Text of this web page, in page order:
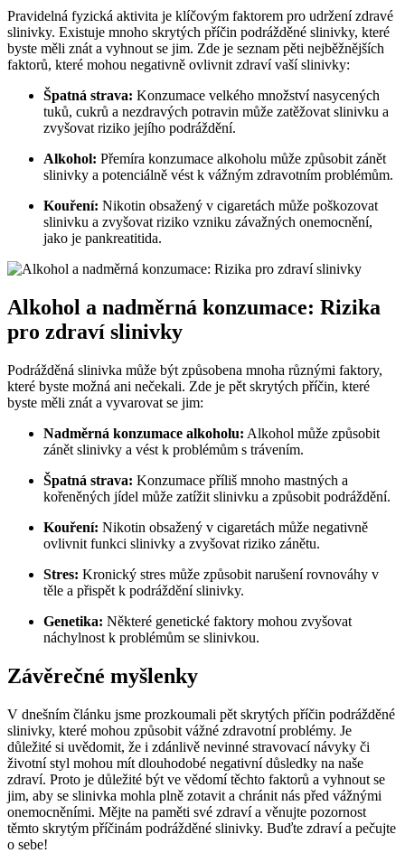
Pravidelná fyzická⁢ aktivita je klíčovým ⁢faktorem pro udržení zdravé
slinivky. Existuje mnoho skrytých příčin⁣ podrážděné slinivky, které‌
byste⁤ měli znát‌ a vyhnout se ⁤jim. ⁤Zde je seznam pěti⁤ nejběžnějších
faktorů, které mohou​ negativně ovlivnit zdraví vaší ​slinivky:
Špatná ​strava: Konzumace‌ velkého ‌množství ​nasycených
tuků, cukrů‌ a nezdravých ‍potravin může‌ zatěžovat slinivku a​
zvyšovat riziko jejího podráždění.
Alkohol: Přemíra konzumace alkoholu​ může ‍způsobit zánět
slinivky a potenciálně vést k vážným ​zdravotním ‍problémům.
Kouření: Nikotin obsažený ‌v​ cigaretách může poškozovat
slinivku a zvyšovat riziko vzniku ‍závažných onemocnění,
jako ⁢je pankreatitida.
Alkohol a ⁣nadměrná konzumace: ⁣Rizika‌
pro zdraví slinivky
Podrážděná slinivka‍ může⁢ být ‍způsobena mnoha⁤ různými‌ faktory,
které byste možná⁢ ani nečekali. Zde je pět skrytých ⁣příčin, které
byste ​měli znát a vyvarovat se jim:
Nadměrná konzumace alkoholu: Alkohol ‌může ⁣způsobit
zánět ⁣slinivky⁣ a vést ‌k problémům s trávením.
Špatná‍ strava: Konzumace příliš ​mnoho mastných a
kořeněných jídel může zatížit slinivku a⁤ způsobit podráždění.
Kouření: Nikotin obsažený v cigaretách ⁤může negativně
ovlivnit ⁣funkci‌ slinivky a ‌zvyšovat riziko zánětu.
Stres: Kronický stres může způsobit ⁤narušení rovnováhy v
těle⁤ a přispět k podráždění slinivky.
Genetika: Některé genetické faktory mohou zvyšovat⁤
náchylnost ⁤k​ problémům se ‍slinivkou.
Závěrečné myšlenky
V dnešním článku ​jsme prozkoumali pět⁣ skrytých příčin⁤ podrážděné
slinivky, které mohou ⁤způsobit vážné ⁢zdravotní problémy. ​Je⁢
důležité si ⁤uvědomit, že i zdánlivě‍ nevinné‍ stravovací návyky či
životní styl mohou mít dlouhodobé negativní důsledky​ na ​naše
zdraví. Proto je důležité být ve vědomí těchto faktorů ⁣a vyhnout se
jim, aby se slinivka mohla plně zotavit a​ chránit‍ nás⁢ před vážnými
onemocněními. Mějte na paměti své⁢ zdraví a věnujte pozornost‌
těmto skrytým příčinám⁤ podrážděné slinivky. Buďte zdraví a ‌pečujte
o sebe!